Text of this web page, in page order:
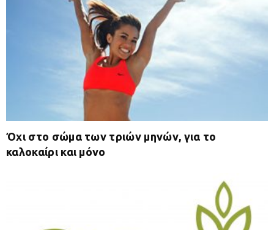
Όχι στο σώμα των τριών μηνών, για το
καλοκαίρι και μόνο